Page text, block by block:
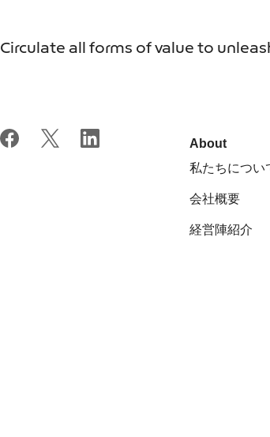
Circulate all forms of value to
About
私たちについ
会社概要
経営陣紹介